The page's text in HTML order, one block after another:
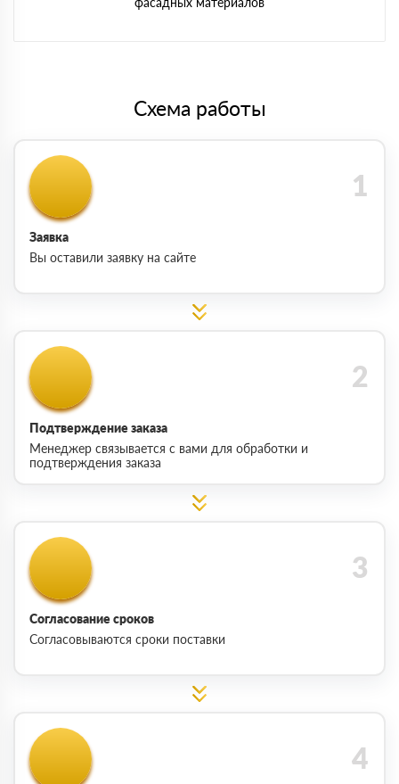
Схема работы
Заявка
Вы оставили заявку на сайте
Подтверждение заказа
Менеджер связывается с вами для обработки и
подтверждения заказа
Согласование сроков
Согласовываются сроки поставки